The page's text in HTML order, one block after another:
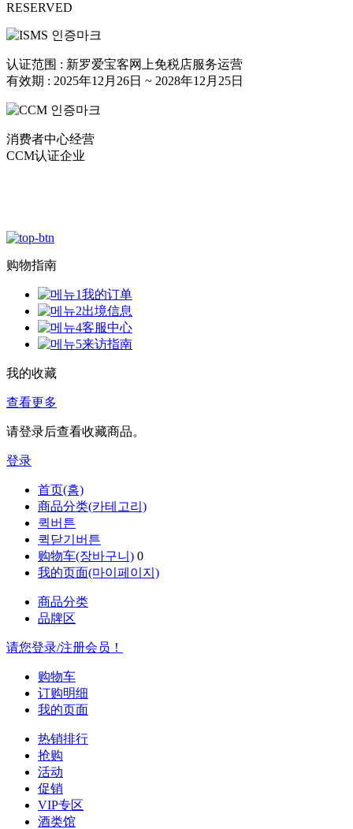
RESERVED
认证范围 : 新罗爱宝客网上免税店服务运营
有效期 : 2025年12月26日 ~ 2028年12月25日
消费者中心经营
CCM认证企业
购物指南
我的订单
出境信息
客服中心
来访指南
我的收藏
查看更多
请登录后查看收藏商品。
登录
首页(홈)
商品分类(카테고리)
퀵버튼
퀵닫기버튼
购物车(장바구니) 0
我的页面(마이페이지)
商品分类
品牌区
请您登录/注册会员！
购物车
订购明细
我的页面
热销排行
抢购
活动
促销
VIP专区
酒类馆